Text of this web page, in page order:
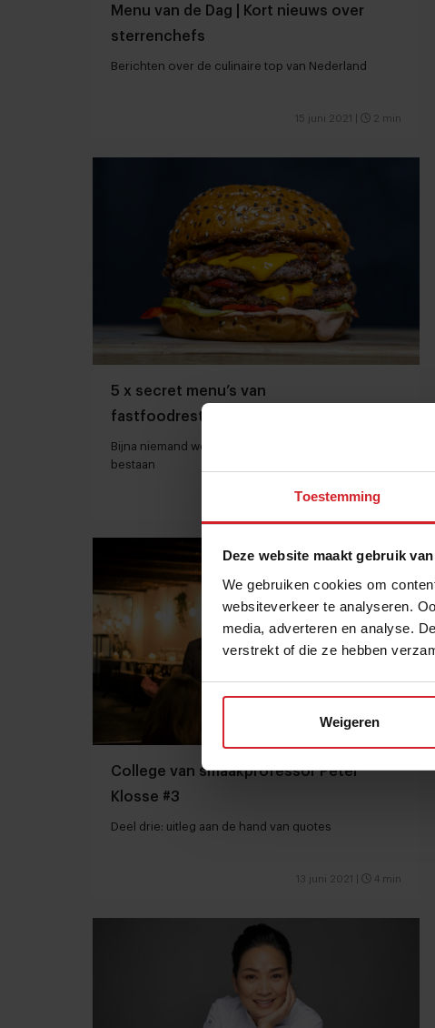
Toestemming
Deze website maakt gebruik
We gebruiken cookies om
websiteverkeer te analyseren.
media, adverteren en analyse.
verstrekt of die ze hebben
Weigeren
Menu van de Dag | Kort nieuws over
sterrenchefs
Berichten over de culinaire top van Nederland
15 juni 2021 2 min
5 x secret menu’s van
fastfoodrestaurants
Bijna niemand weet dat deze gerechten óók nog
bestaan
14 juni 2021| 3 min
College van smaakprofessor Peter
Klosse #3
Deel drie: uitleg aan de hand van quotes
13 juni 2021 4 min